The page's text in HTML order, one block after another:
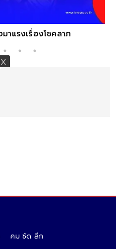
แรงเรื่องโชคลาภ
คม ชัด ลึก